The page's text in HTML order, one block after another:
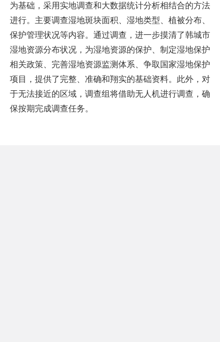
为基础，采用实地调查和大数据统计分析相结合的方法
进行。主要调查湿地斑块面积、湿地类型、植被分布、
保护管理状况等内容。通过调查，进一步摸清了韩城市
湿地资源分布状况，为湿地资源的保护、制定湿地保护
相关政策、完善湿地资源监测体系、争取国家湿地保护
项目，提供了完整、准确和翔实的基础资料。此外，对
于无法接近的区域，调查组将借助无人机进行调查，确
保按期完成调查任务。